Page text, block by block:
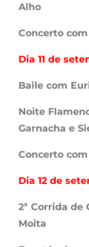
Alho
Concerto
Dia 11 de
Baile com
Noite
Garnacha e
Concerto
Dia 12 de
2ª Corrida de
Moita